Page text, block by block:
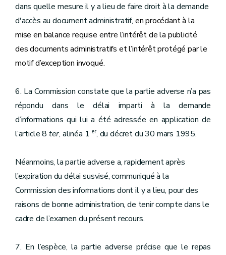
dans quelle mesure il y a lieu de faire droit à la demande
d'accès au document administratif, en procédant à la
mise en balance requise entre l’intérêt de la publicité
des documents administratifs et l’intérêt protégé par le
motif d’exception invoqué.
6. La Commission constate que la partie adverse n’a pas
répondu dans le délai imparti à la demande
d’informations qui lui a été adressée en application de
l’article 8 ter, alinéa 1 er, du décret du 30 mars 1995.
Néanmoins, la partie adverse a, rapidement après
l’expiration du délai susvisé, communiqué à la
Commission des informations dont il y a lieu, pour des
raisons de bonne administration, de tenir compte dans le
cadre de l’examen du présent recours.
7. En l’espèce, la partie adverse précise que le repas